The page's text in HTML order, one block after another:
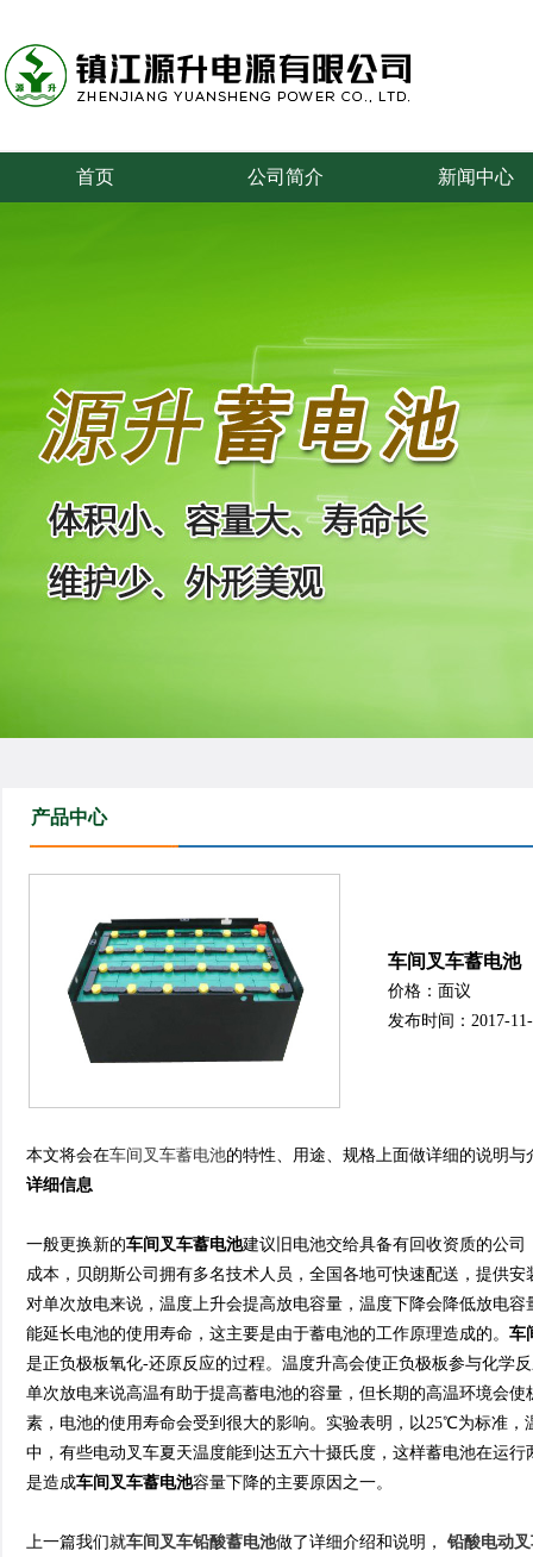
专业从事叉车、牵引车、搬运车、游览车等蓄电池的研究和制造
首页 公司简介 新闻中心
产品中心
车间叉车蓄电池
价格：面议
发布时间：2017-
本文将会在车间叉车蓄电池的特性、用途、规格上面做详细的说明与
详细信息
一般更换新的车间叉车蓄电池建议旧电池交给具备有回收资质的公
成本，贝朗斯公司拥有多名技术人员，全国各地可快速配送，提供
对单次放电来说，温度上升会提高放电容量，温度下降会降低放电
能延长电池的使用寿命，这主要是由于蓄电池的工作原理造成的。 车
是正负极板氧化-还原反应的过程。温度升高会使正负极板参与化学
单次放电来说高温有助于提高蓄电池的容量，但长期的高温环境会
素，电池的使用寿命会受到很大的影响。实验表明，以25℃为标准
中，有些电动叉车夏天温度能到达五六十摄氏度，这样蓄电池在运
是造成车间叉车蓄电池容量下降的主要原因之一。
上一篇我们就车间叉车铅酸蓄电池做了详细介绍和说明， 铅酸电动